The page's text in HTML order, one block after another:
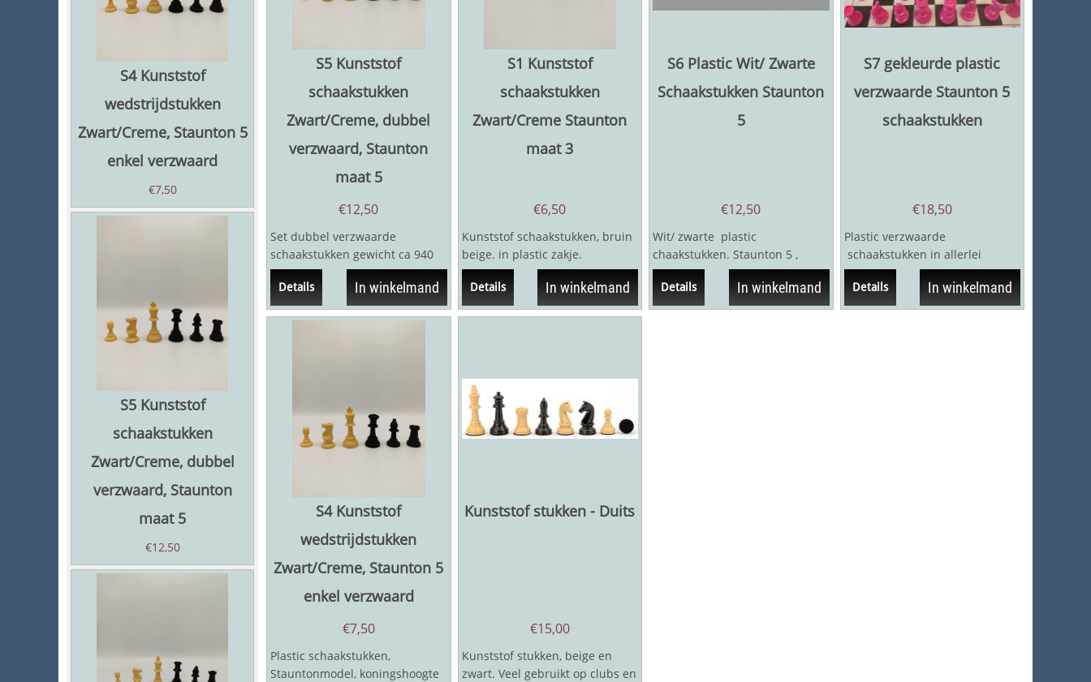
S4 Kunststof
wedstrijdstukken
Zwart/Creme, Staunton 5
enkel verzwaard
€7,50
S5 Kunststof
schaakstukken
Zwart/Creme, dubbel
verzwaard, Staunton
maat 5
€12,50
S5 Kunststof
schaakstukken
Zwart/Creme, dubbel
verzwaard, Staunton
maat 5
€12,50
Set dubbel verzwaarde
schaakstukken gewicht ca 940
gram. Staunton maat 5,
Koningshoogte...
Details In winkelmand
S1 Kunststof
schaakstukken
Zwart/Creme Staunton
maat 3
€6,50
Kunststof schaakstukken, bruin
beige. in plastic zakje.
Koningshoogte 7,6 cm (
staunton3)
Details In winkelmand
S6 Plastic Wit/ Zwarte
Schaakstukken Staunton
5
€12,50
Wit/ zwarte plastic
chaakstukken. Staunton 5 ,
verzwaard. Koningshoogte 93
mm
Details In winkelmand
S7 gekleurde plastic
verzwaarde Staunton 5
schaakstukken
€18,50
Plastic verzwaarde
schaakstukken in allerlei
vrolijke kleuren. Staunton 5;
Koningshoogte 93...
Details In winkelmand
S4 Kunststof
wedstrijdstukken
Zwart/Creme, Staunton 5
enkel verzwaard
€7,50
Plastic schaakstukken,
Stauntonmodel, koningshoogte
Kunststof stukken - Duits
€15,00
Kunststof stukken, beige en
zwart. Veel gebruikt op clubs en